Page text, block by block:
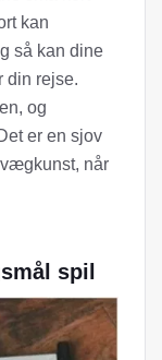
kan
så kan dine
din rejse.
og
er en sjov
når
spil